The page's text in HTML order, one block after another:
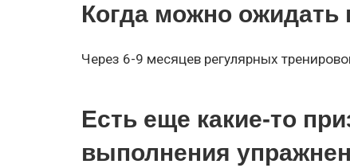
Когда можно ожидать
Через 6-9 месяцев регулярных
Есть еще какие-то
выполнения